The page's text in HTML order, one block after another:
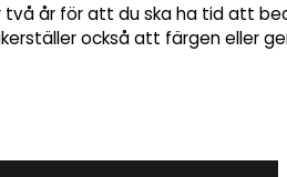
två år för att du ska ha tid att
också att färgen eller